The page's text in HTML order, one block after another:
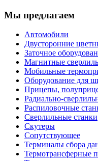
Мы предлагаем
Автомобили
Двусторонние
Заточное
Магнитные
Мобильные
Оборудование для
Прицепы,
Радиально-
Распиловочные
Сверлильные станки
Скутеры
Сопутствующее
Терминалы сбора
Термотрансферные